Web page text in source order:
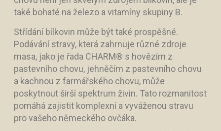
také bohaté na železo a vitamíny skupiny B.
Střídání bílkovin může být také prospěšné.
Podávání stravy, která zahrnuje různé zdroje
masa, jako je řada CHARM® s hovězím z
pastevního chovu, jehněčím z pastevního chovu
a kachnou z farmářského chovu, může
poskytnout širší spektrum živin. Tato rozmanitost
pomáhá zajistit komplexní a vyváženou stravu
pro vašeho německého ovčáka.